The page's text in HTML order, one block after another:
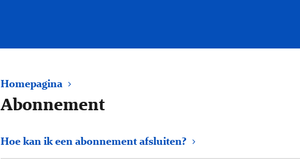
Homepagina
Abonnement
Hoe kan ik een abonnement afsluiten?